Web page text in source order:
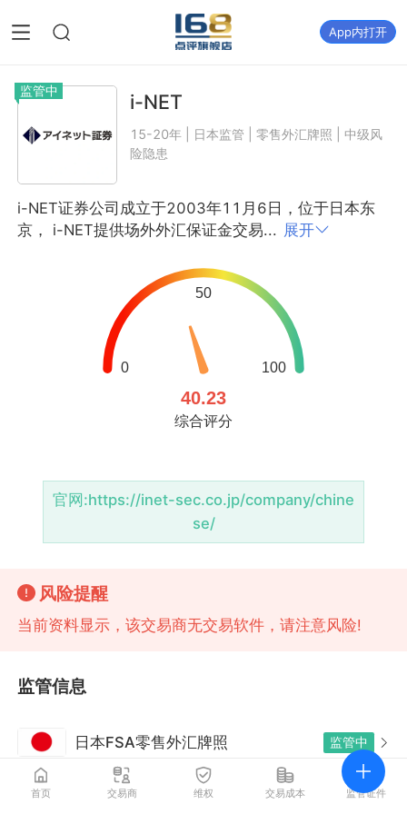
App内打开
监管中 i-NET
15-20年 | 日本监管 | 零售外汇牌照 | 中级风
险隐患
i-NET证券公司成立于2003年11月6日，位于日本东
京， i-NET提供场外外汇保证金交易... 展开
官网:https://inet-sec.co.jp/company/chine
se/
风险提醒
当前资料显示，该交易商无交易软件，请注意风险!
监管信息
日本FSA零售外汇牌照 监管中
首页 交易商 维权 交易成本 监管证件